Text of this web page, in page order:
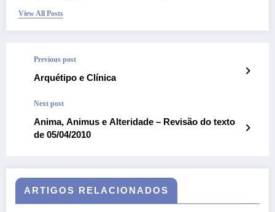
View All Posts
Previous post
Arquétipo e Clínica
Next post
Anima, Animus e Alteridade – Revisão do texto
de 05/04/2010
ARTIGOS RELACIONADOS